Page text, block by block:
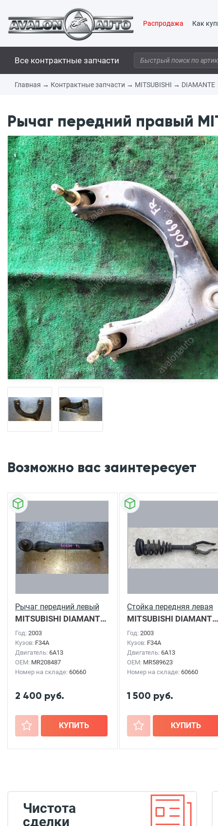
Распродажа Как
Все контрактные запчасти
Главная → Контрактные запчасти → MITSUBISHI → DIAMANTE
Рычаг передний правый
Возможно вас заинтересует
Рычаг передний левый
MITSUBISHI DIAMANTE2003г.
Год: 2003
Кузов: F34A
Двигатель: 6A13
OEM: MR208487
Номер на складе: 60660
2 400 руб.
+ КУПИТЬ
Стойка передняя левая
MITSUBISHI DIAMANTE
Год: 2003
Кузов: F34A
Двигатель: 6A13
OEM: MR589623
Номер на складе: 60660
1 500 руб.
+ КУПИТЬ
Чистота
сделки